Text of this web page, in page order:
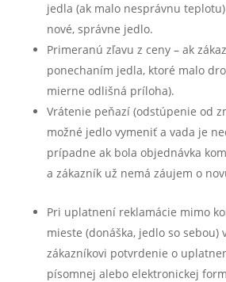
jedla (ak malo nesprávnu
nové, správne jedlo.
Primeranú zľavu z ceny – ak
ponechaním jedla, ktoré malo
mierne odlišná príloha).
Vrátenie peňazí (odstúpenie od
možné jedlo vymeniť a vada je
prípadne ak bola objednávka
a zákazník už nemá záujem o
Pri uplatnení reklamácie mimo
mieste (donáška, jedlo so sebou)
zákazníkovi potvrdenie o
písomnej alebo elektronickej